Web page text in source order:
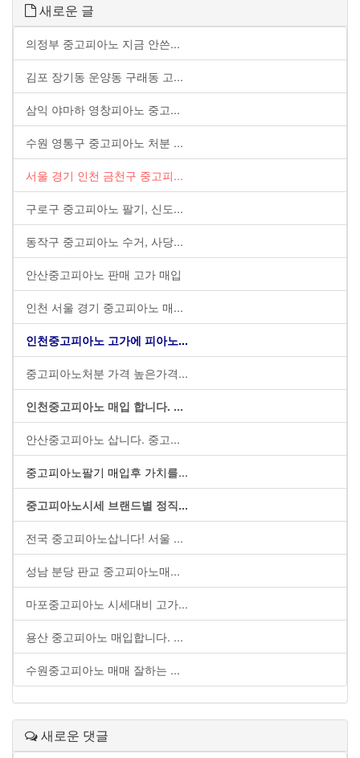
새로운 글
의정부 중고피아노 지금 안쓴...
김포 장기동 운양동 구래동 고...
삼익 야마하 영창피아노 중고...
수원 영통구 중고피아노 처분 ...
서울 경기 인천 금천구 중고피...
구로구 중고피아노 팔기, 신도...
동작구 중고피아노 수거, 사당...
안산중고피아노 판매 고가 매입
인천 서울 경기 중고피아노 매...
인천중고피아노 고가에 피아노...
중고피아노처분 가격 높은가격...
인천중고피아노 매입 합니다. ...
안산중고피아노 삽니다. 중고...
중고피아노팔기 매입후 가치를...
중고피아노시세 브랜드별 정직...
전국 중고피아노삽니다! 서울 ...
성남 분당 판교 중고피아노매...
마포중고피아노 시세대비 고가...
용산 중고피아노 매입합니다. ...
수원중고피아노 매매 잘하는 ...
새로운 댓글